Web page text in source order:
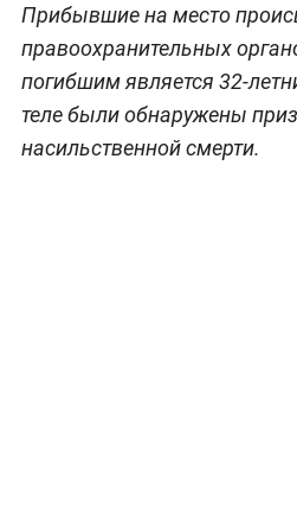
Прибывшие на место
правоохранительных
погибшим является 32-
теле были обнаружены
насильственной смерти.